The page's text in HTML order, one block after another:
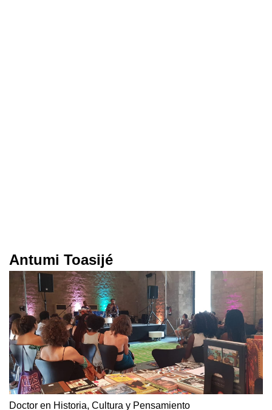
Antumi Toasijé
Doctor en Historia, Cultura y Pensamiento